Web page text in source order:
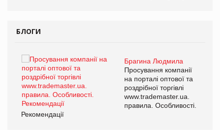
БЛОГИ
Брагина Людмила
Просування компанії
на порталі оптової та
роздрібної торгівлі
www.trademaster.ua.
правила. Особливості.
Рекомендації